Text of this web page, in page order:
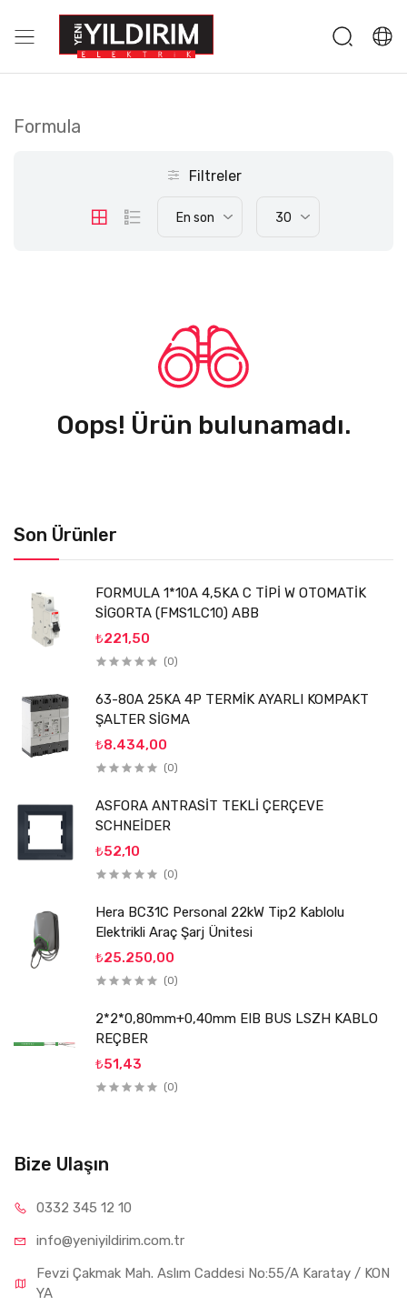
Son Ürünler
FORMULA 1*10A 4,5KA C TİPİ W OTOMATİK
SİGORTA (FMS1LC10) ABB
₺221,50
(0)
63-80A 25KA 4P TERMİK AYARLI KOMPAKT
ŞALTER SİGMA
₺8.434,00
(0)
ASFORA ANTRASİT TEKLİ ÇERÇEVE
SCHNEİDER
₺52,10
(0)
Hera BC31C Personal 22kW Tip2 Kablolu
Elektrikli Araç Şarj Ünitesi
₺25.250,00
(0)
2*2*0,80mm+0,40mm EIB BUS LSZH KABLO
REÇBER
₺51,43
(0)
Formula
Filtreler
En son 30
Oops! Ürün bulunamadı.
Bize Ulaşın
0332 345 12 10
info@yeniyildirim.com.tr
Fevzi Çakmak Mah. Aslım Caddesi No:55/A Karatay / KON
YA